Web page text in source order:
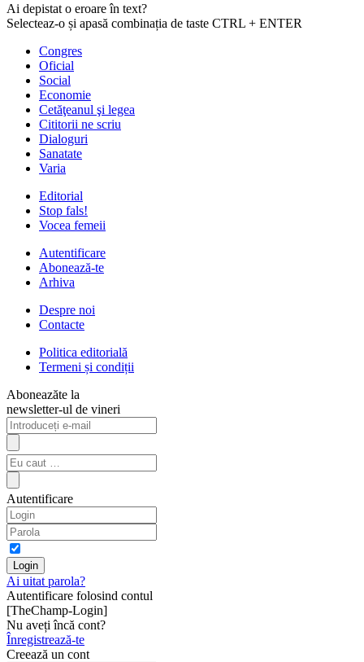
Ai depistat o eroare în text?
Selecteaz-o și apasă combinația de taste CTRL + ENTER
Congres
Oficial
Social
Economie
Cetăţeanul şi legea
Cititorii ne scriu
Dialoguri
Sanatate
Varia
Editorial
Stop fals!
Vocea femeii
Autentificare
Abonează-te
Arhiva
Despre noi
Contacte
Politica editorială
Termeni și condiții
Aboneazăte la
newsletter-ul de vineri
Autentificare
Ai uitat parola?
Autentificare folosind contul
[TheChamp-Login]
Nu aveți încă cont?
Înregistrează-te
Creează un cont